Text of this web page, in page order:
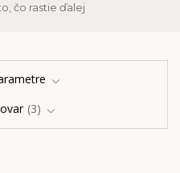
čo rastie ďalej
3